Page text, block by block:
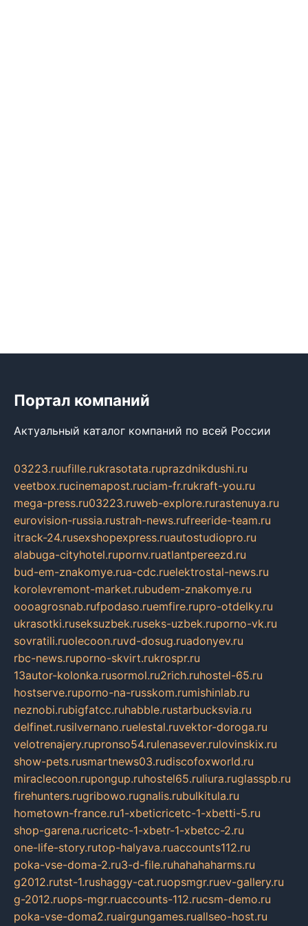
Портал компаний
Актуальный каталог компаний по всей России
03223.ruufille.rukrasotata.ruprazdnikdushi.ru
veetbox.rucinemapost.ruciam-fr.rukraft-you.ru
mega-press.ru03223.ruweb-explore.rurastenuya.ru
eurovision-russia.rustrah-news.rufreeride-team.ru
itrack-24.rusexshopexpress.ruautostudiopro.ru
alabuga-cityhotel.rupornv.ruatlantpereezd.ru
bud-em-znakomye.rua-cdc.ruelektrostal-news.ru
korolevremont-market.rubudem-znakomye.ru
oooagrosnab.rufpodaso.ruemfire.rupro-otdelky.ru
ukrasotki.ruseksuzbek.ruseks-uzbek.ruporno-vk.ru
sovratili.ruolecoon.ruvd-dosug.ruadonyev.ru
rbc-news.ruporno-skvirt.rukrospr.ru
13autor-kolonka.rusormol.ru2rich.ruhostel-65.ru
hostserve.ruporno-na-russkom.rumishinlab.ru
neznobi.rubigfatcc.ruhabble.rustarbucksvia.ru
delfinet.rusilvernano.ruelestal.ruvektor-doroga.ru
velotrenajery.rupronso54.rulenasever.rulovinskix.ru
show-pets.rusmartnews03.rudiscofoxworld.ru
miraclecoon.rupongup.ruhostel65.ruliura.ruglasspb.ru
firehunters.rugribowo.rugnalis.rubulkitula.ru
hometown-france.ru1-xbeticricetc-1-xbetti-5.ru
shop-garena.rucricetc-1-xbetr-1-xbetcc-2.ru
one-life-story.rutop-halyava.ruaccounts112.ru
poka-vse-doma-2.ru3-d-file.ruhahahaharms.ru
g2012.rutst-1.rushaggy-cat.ruopsmgr.ruev-gallery.ru
g-2012.ruops-mgr.ruaccounts-112.rucsm-demo.ru
poka-vse-doma2.ruairgungames.ruallseo-host.ru